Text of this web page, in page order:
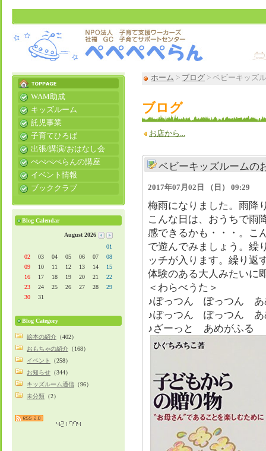
ホーム > ブログ > ベビーキッズ
ブログ
お店から...
ベビーキッズルームの
2017年07月02日 （日） 09:29
梅雨になりました。雨降
こんな日は、おうちで雨
感できるかも・・・。こ
で遊んでみましょう。繰
ッチが入ります。繰り返
体験のある大人みたいに
＜わらべうた＞
♪ぽっつん ぽっつん あ
♪ぽっつん ぽっつん あ
♪ざーっと あめがふる
WAM助成
キッズルーム
託児事業
子育てひろば
出張/講演/おはなし会
ぺぺぺぺらんの講座
イベント情報
ブッククラブ
Blog Calendar
August 2026
01
02
03 04 05 06 07
08
09
10 11 12 13 14
15
16
17 18 19 20 21
22
23
24 25 26 27 28
29
30
31
Blog Category
絵本の紹介 （402）
おもちゃの紹介 （168）
イベント
（258）
お知らせ （344）
キッズルーム通信 （96）
未分類 （2）